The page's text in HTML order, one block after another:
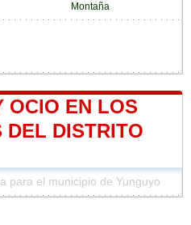
Montaña
OCIO EN LOS
DEL DISTRITO
para el municipio de Yunguyo